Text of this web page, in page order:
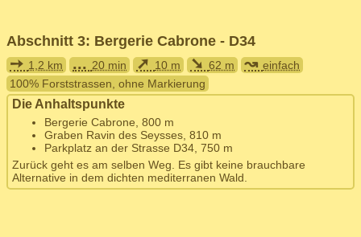
Abschnitt 3: Bergerie Cabrone - D34
➙ 1,2 km ... 20 min ➚ 10 m ➘ 62 m ↝ einfach
100% Forststrassen, ohne Markierung
Die Anhaltspunkte
Bergerie Cabrone, 800 m
Graben Ravin des Seysses, 810 m
Parkplatz an der Strasse D34, 750 m
Zurück geht es am selben Weg. Es gibt keine brauchbare
Alternative in dem dichten mediterranen Wald.